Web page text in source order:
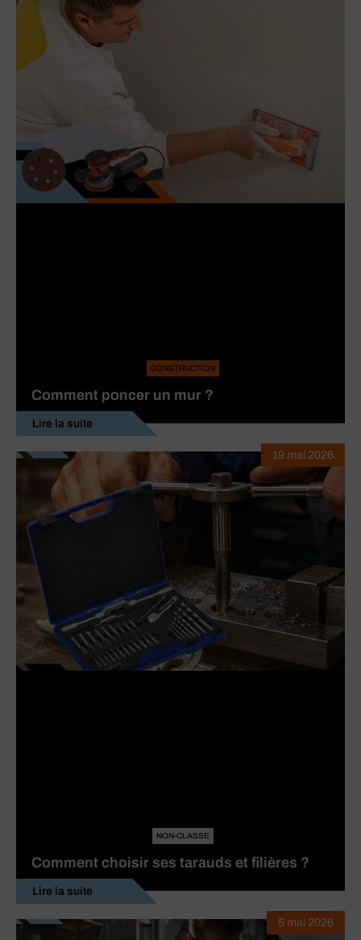
CONSTRUCTION
Comment poncer un mur ?
Lire la suite
NON-CLASSE
Comment choisir ses tarauds et filières ?
Lire la suite
19 mai 2026
5 mai 2026